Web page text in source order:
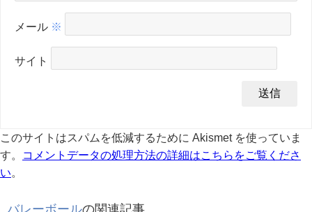
メール ※
サイト
このサイトはスパムを低減するために Akismet を使っていま
す。
コメントデータの処理方法の詳細はこちらをご覧くださ
い
バレーボールの関連記事